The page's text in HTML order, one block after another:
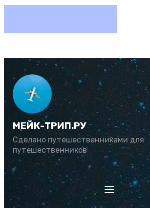
МЕЙК-ТРИП.РУ
Сделано путешественниками для
путешественников